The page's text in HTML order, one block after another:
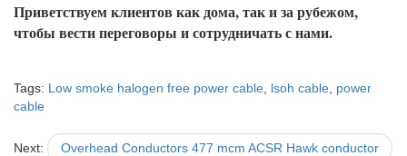
Приветствуем клиентов как дома, так и за рубежом,
чтобы вести переговоры и сотрудничать с нами.
Tags: Low smoke halogen free power cable lsoh cable power
cable
Next: Overhead Conductors 477 mcm ACSR Hawk conductor